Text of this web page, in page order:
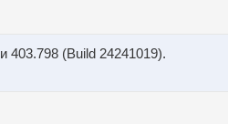
403.798 (Build 24241019).